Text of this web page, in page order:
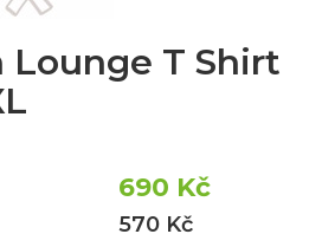
Lounge T Shirt
690 Kč
570 Kč